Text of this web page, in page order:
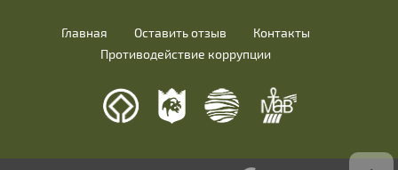
Главная Оставить отзыв
Контакты
Противодействие коррупции